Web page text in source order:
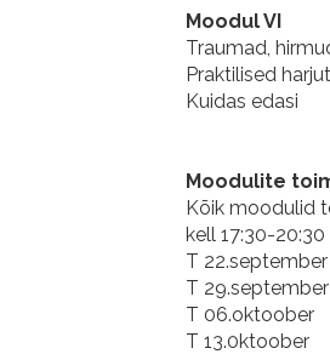
Moodul VI
Traumad,
Praktilised
Kuidas edasi
Moodulite
Kõik moodulid
kell 17:30-20:30
T 22.september
T 29.september
T 06.oktoober
T 13.0ktoober